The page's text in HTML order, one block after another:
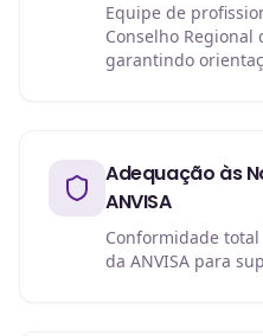
Equipe de
Conselho Regional
garantindo
Adequação às
ANVISA
Conformidade
da ANVISA para